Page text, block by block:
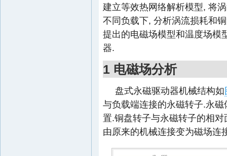
建立等效热网络解析模型, 将
不同负载下, 分析涡流损耗和
提出的电磁场模型和温度场模
器.
1 电磁场分析
盘式永磁驱动器机械结构如
与负载端连接的永磁转子.永
置.铜盘转子与永磁转子的相
由原来的机械连接变为磁场连